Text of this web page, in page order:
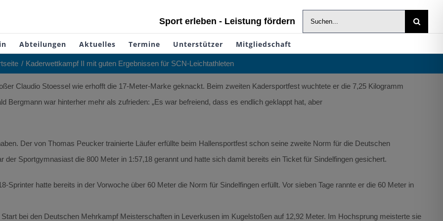
Sport erleben - Leistung fördern
Suche
nach:
Abteilungen Aktuelles Termine Unterstützer Mitgliedschaft
Kaderwettkampf II mit guten Ergebnissen für SCN-Leichtathleten
Claudio Stoessel wie erhofft die 17-Meter-Marke geknackt. Beim zweiten Kadersportfest wuchtete er die 7,25 Kilogramm
Bergmann war hinterher mehr als zufrieden: „Es war befreiend, dass es endlich geklappt hat, aber
Der von Thomas Peucker trainierte Läufer erfüllte beim Hallensportfest schon seine zweite Norm für die Deutschen
Sportgymnasiast die 800 Meter in 1:57,18 gerannt und hatte sich damit bereits ein Ticket für Sindelfingen gesichert.
Sprinter hatte bereits in der Vorwoche über 60 Meter die Norm für Sindelfingen erfüllt. Vor sieben Tage rannte er die 60 Meter in
bei den Deutschen Mehrkampf Meisterschaften in Leverkusen im Kugelstoßen auf 12,92 Meter. Im Hochsprung meisterte sie